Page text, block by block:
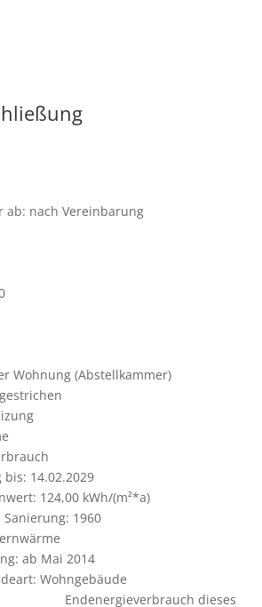
ab: nach Vereinbarung
Wohnung (Abstellkammer)
bis: 14.02.2029
124,00 kWh/(m²*a)
Sanierung: 1960
ab Mai 2014
Wohngebäude
Endenergieverbrauch dieses